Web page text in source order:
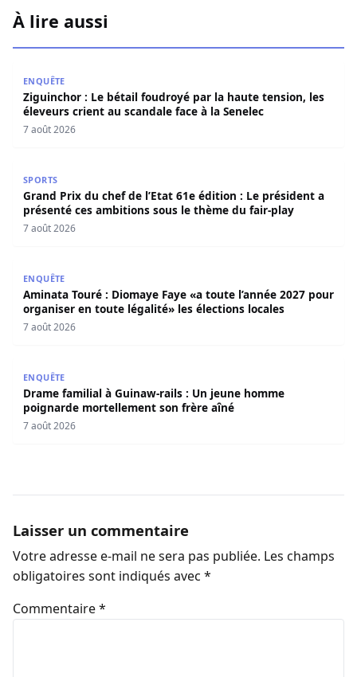
À lire aussi
ENQUÊTE
Ziguinchor : Le bétail foudroyé par la haute tension, les
éleveurs crient au scandale face à la Senelec
7 août 2026
SPORTS
Grand Prix du chef de l’Etat 61e édition : Le président a
présenté ces ambitions sous le thème du fair-play
7 août 2026
ENQUÊTE
Aminata Touré : Diomaye Faye «a toute l’année 2027 pour
organiser en toute légalité» les élections locales
7 août 2026
ENQUÊTE
Drame familial à Guinaw-rails : Un jeune homme
poignarde mortellement son frère aîné
7 août 2026
Laisser un commentaire
Votre adresse e-mail ne sera pas publiée. Les champs
obligatoires sont indiqués avec *
Commentaire*